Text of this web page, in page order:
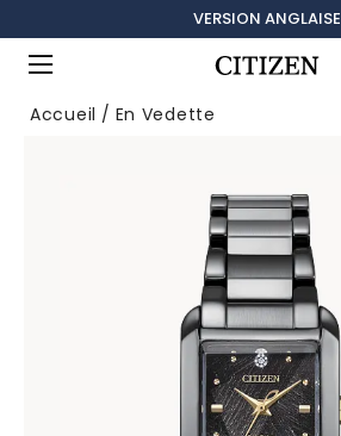
VERSION ANGLAISE
Accueil En Vedette